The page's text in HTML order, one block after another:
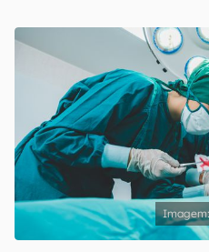
Uso e Política de